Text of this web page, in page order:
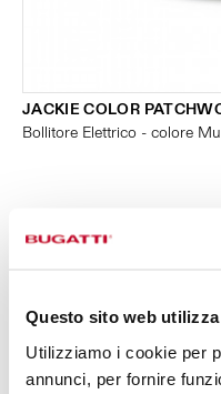
Questo sito web
Utilizziamo i cookie per
annunci, per fornire
JACKIE COLOR
Bollitore Elettrico - colore
PICCOLI
Bollitori Elettrici
Tostapane